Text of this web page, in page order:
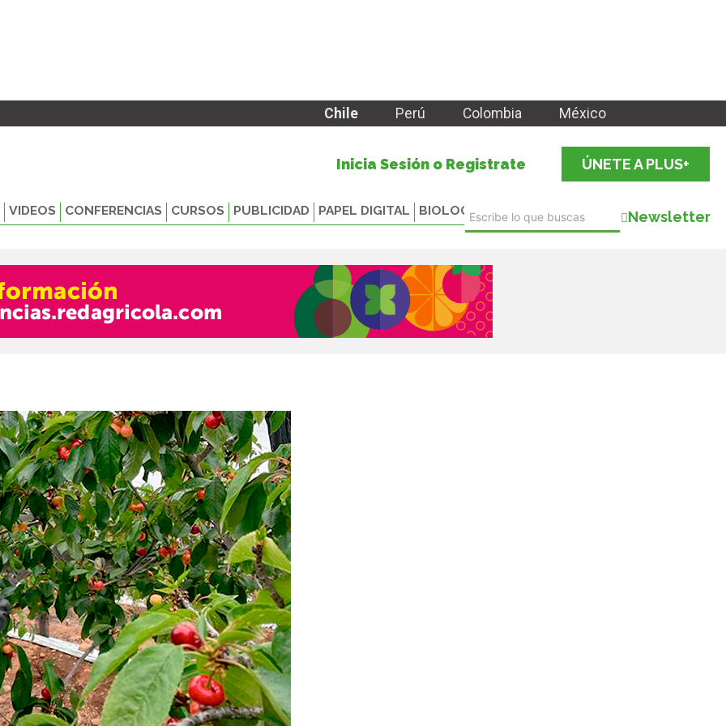
Chile Perú Colombia México
Inicia Sesión o Registrate ÚNETE A PLUS+
VIDEOS CONFERENCIAS CURSOS PUBLICIDAD PAPEL DIGITAL BIOLOGICALS Newsletter